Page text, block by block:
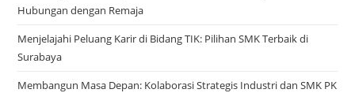
Hubungan dengan Remaja
Menjelajahi Peluang Karir di Bidang TIK: Pilihan SMK Terbaik di
Surabaya
Membangun Masa Depan: Kolaborasi Strategis Industri dan SMK PK